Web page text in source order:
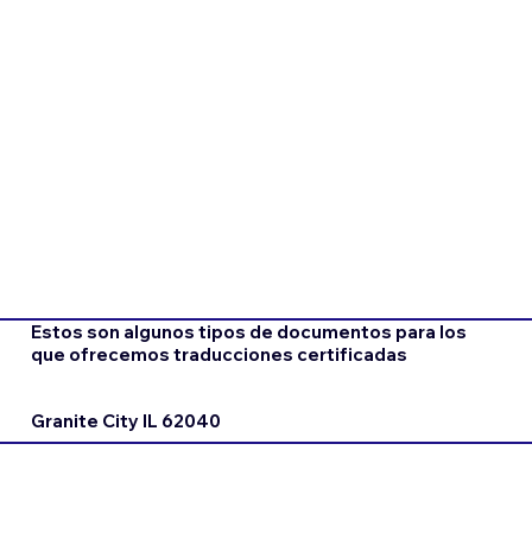
Estos son algunos tipos de documentos para los
que ofrecemos traducciones certificadas
Granite City IL 62040